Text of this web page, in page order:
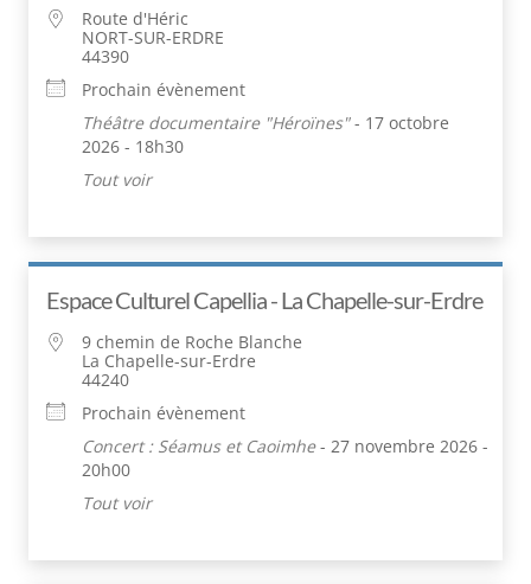
Route d'Héric
NORT-SUR-ERDRE
44390
Prochain évènement
Théâtre documentaire "Héroïnes"- 17 octobre
2026 - 18h30
Tout voir
Espace Culturel Capellia - La Chapelle-sur-Erdre
9 chemin de Roche Blanche
La Chapelle-sur-Erdre
44240
Prochain évènement
Concert : Séamus et Caoimhe- 27 novembre 2026 -
20h00
Tout voir